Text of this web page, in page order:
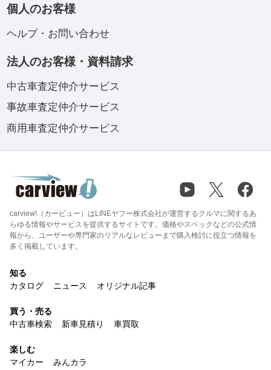
個人のお客様
ヘルプ・お問い合わせ
法人のお客様・資料請求
中古車査定仲介サービス
事故車査定仲介サービス
商用車査定仲介サービス
carview!（カービュー）はLINEヤフー株式会社が運営するクルマに関するあ
らゆる情報やサービスを提供するサイトです。価格やスペックなどの公式情
報から、ユーザーや専門家のリアルなレビューまで購入検討に役立つ情報を
多く掲載しています。
知る
カタログ
ニュース オリジナル記事
買う・売る
中古車検索
新車見積り 車買取
楽しむ
マイカー
みんカラ